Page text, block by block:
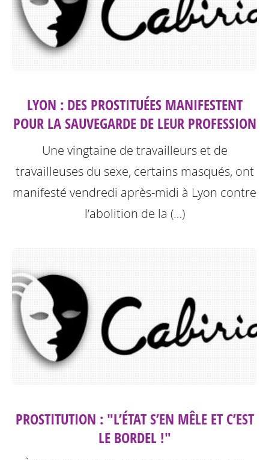
LYON : DES PROSTITUÉES MANIFESTENT
POUR LA SAUVEGARDE DE LEUR PROFESSION
Une vingtaine de travailleurs et de
travailleuses du sexe, certains masqués, ont
manifesté vendredi après-midi à Lyon contre
l’abolition de la (…)
PROSTITUTION : "L’ÉTAT S’EN MÊLE ET C’EST
LE BORDEL !"